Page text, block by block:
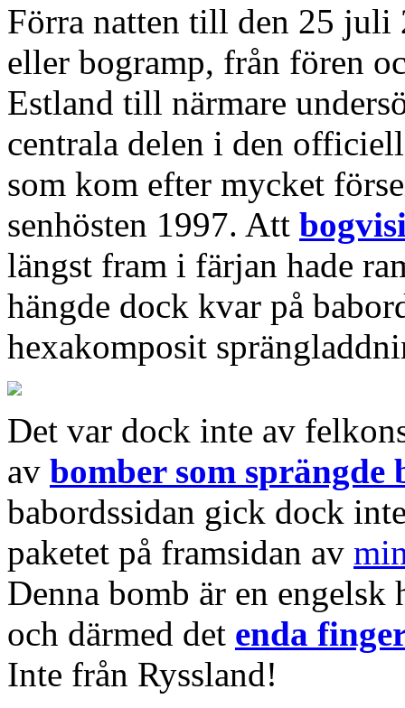
Förra natten till den 25 juli
eller bogramp, från fören
Estland till närmare
centrala delen i den
som kom efter mycket
senhösten 1997. Att
längst fram i färjan hade
hängde dock kvar på
hexakomposit
Det var dock inte av
av bomber som sprängde
babordssidan gick dock
paketet på framsidan av
Denna bomb är en
och därmed det enda
Inte från Ryssland!